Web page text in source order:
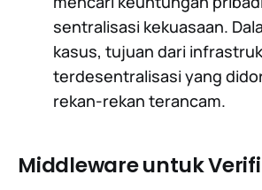
sentralisasi kekuasaan.
kasus, tujuan dari
terdesentralisasi yang
rekan-rekan terancam.
Middleware untuk